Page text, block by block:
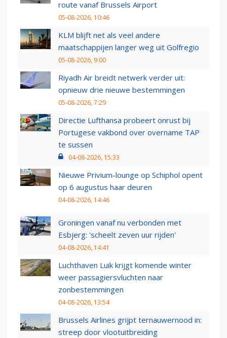
route vanaf Brussels Airport
05-08-2026, 10:46
KLM blijft net als veel andere
maatschappijen langer weg uit Golfregio
05-08-2026, 9:00
Riyadh Air breidt netwerk verder uit:
opnieuw drie nieuwe bestemmingen
05-08-2026, 7:29
Directie Lufthansa probeert onrust bij
Portugese vakbond over overname TAP
te sussen
04-08-2026, 15:33
Nieuwe Privium-lounge op Schiphol opent
op 6 augustus haar deuren
04-08-2026, 14:46
Groningen vanaf nu verbonden met
Esbjerg: 'scheelt zeven uur rijden'
04-08-2026, 14:41
Luchthaven Luik krijgt komende winter
weer passagiersvluchten naar
zonbestemmingen
04-08-2026, 13:54
Brussels Airlines grijpt ternauwernood in:
streep door vlootuitbreiding